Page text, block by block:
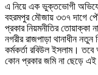
এ নিয়ে এক ভুক্তভোগী
বহরমপুর মৌজায় ৩৩৭ দাগে
প্রকার নিয়মনীতির তোয়াক্কা
নগরীর রাজপাড়া থানাধীন
কর্মকর্তা রবিউল ইসলাম। তবে
কোন প্রকার জমি না ছেড়ে এই